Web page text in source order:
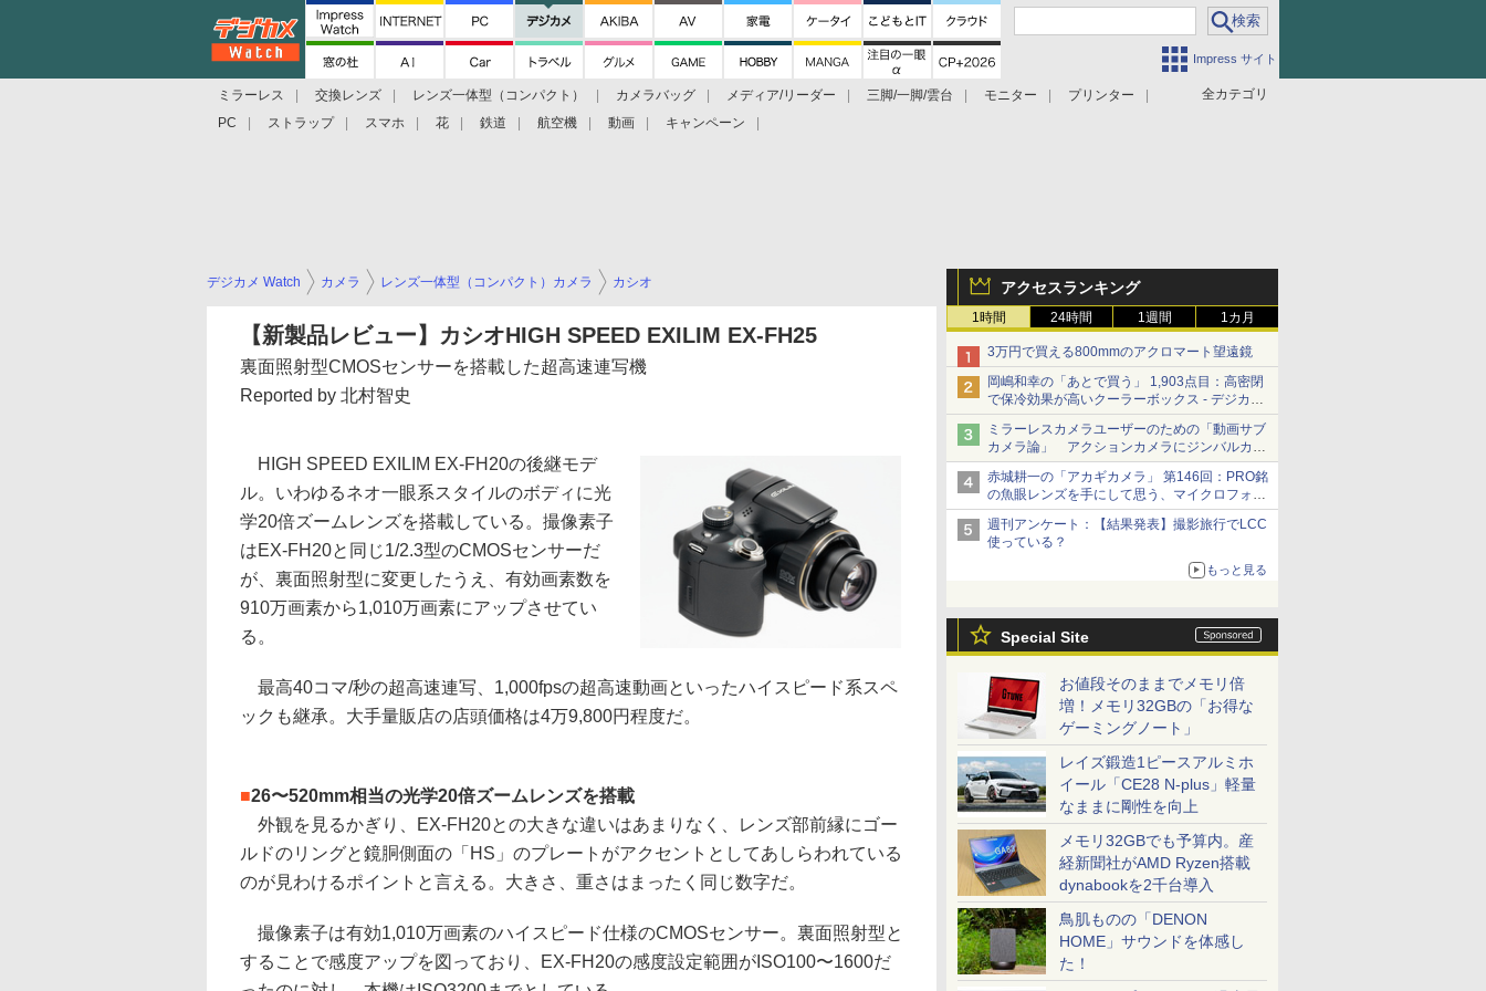
Impress サイト
全カテゴリ
ミラーレス 交換レンズ レンズ一体型（コンパクト） カメラバッグ メディア/リーダー 三脚/一脚/雲台 モニター
プリンター
PC
ストラップ スマホ 花 鉄道 航空機 動画 キャンペーン
アクセスランキング
1時間 24時間 1週間 1カ月
3万円で買える800mmのアクロマート望遠鏡
岡嶋和幸の「あとで買う」 1,903点目：高密閉
で保冷効果が高いクーラーボックス - デジカメ
Watch
ミラーレスカメラユーザーのための「動画サブ
カメラ論」 アクションカメラにジンバルカメ
ラ……その実質的な違いは？
赤城耕一の「アカギカメラ」 第146回：PRO銘
の魚眼レンズを手にして思う、マイクロフォー
サーズへの期待と可能性
週刊アンケート：【結果発表】撮影旅行でLCC
使っている？
もっと見る
Special Site
お値段そのままでメモリ倍
増！メモリ32GBの「お得な
ゲーミングノート」
レイズ鍛造1ピースアルミホ
イール「CE28 N-plus」軽量
なままに剛性を向上
メモリ32GBでも予算内。産
経新聞社がAMD Ryzen搭載
dynabookを2千台導入
鳥肌ものの「DENON
HOME」サウンドを体感し
た！
デジカメ Watch カメラ レンズ一体型（コンパクト）カメラ カシオ
【新製品レビュー】カシオHIGH SPEED EXILIM EX-FH25
裏面照射型CMOSセンサーを搭載した超高速連写機
Reported by 北村智史
HIGH SPEED EXILIM EX-FH20の後継モデ
ル。いわゆるネオ一眼系スタイルのボディに光
学20倍ズームレンズを搭載している。撮像素子
はEX-FH20と同じ1/2.3型のCMOSセンサーだ
が、裏面照射型に変更したうえ、有効画素数を
910万画素から1,010万画素にアップさせてい
る。
最高40コマ/秒の超高速連写、1,000fpsの超高速動画といったハイスピード系スペ
ックも継承。大手量販店の店頭価格は4万9,800円程度だ。
■26〜520mm相当の光学20倍ズームレンズを搭載
外観を見るかぎり、EX-FH20との大きな違いはあまりなく、レンズ部前縁にゴー
ルドのリングと鏡胴側面の「HS」のプレートがアクセントとしてあしらわれている
のが見わけるポイントと言える。大きさ、重さはまったく同じ数字だ。
撮像素子は有効1,010万画素のハイスピード仕様のCMOSセンサー。裏面照射型と
することで感度アップを図っており、EX-FH20の感度設定範囲がISO100〜1600だ